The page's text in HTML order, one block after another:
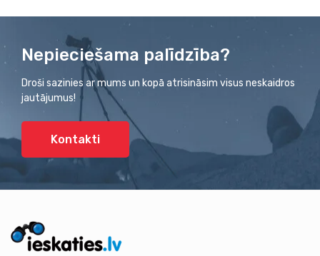
Nepieciešama palīdzība?
Droši sazinies ar mums un kopā atrisināsim visus neskaidros
jautājumus!
Kontakti